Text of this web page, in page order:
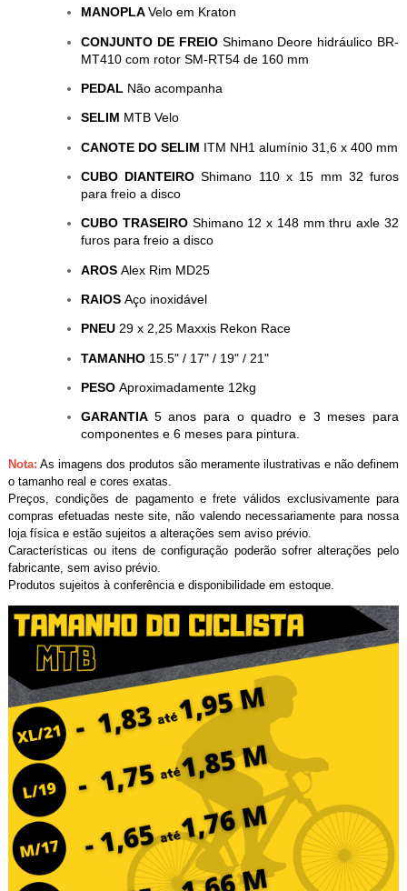
MANOPLAVelo em Kraton
CONJUNTO DE FREIO Shimano Deore hidráulico BR-
MT410 com rotor SM-RT54 de 160 mm
PEDAL Não acompanha
SELIM MTB Velo
CANOTE DO SELIM ITM NH1 alumínio 31,6 x 400 mm
CUBO DIANTEIROShimano 110 x 15 mm 32 furos
para freio a disco
CUBO TRASEIRO Shimano 12 x 148 mm thru axle 32
furos para freio a disco
AROS Alex Rim MD25
RAIOS Aço inoxidável
PNEU 29 x 2,25 Maxxis Rekon Race
TAMANHO 15.5" / 17" / 19" / 21"
PESO Aproximadamente 12kg
GARANTIA 5 anos para o quadro e 3 meses para
componentes e 6 meses para pintura.
Nota: As imagens dos produtos são meramente ilustrativas e não definem
o tamanho real e cores exatas.
Preços, condições de pagamento e frete válidos exclusivamente para
compras efetuadas neste site, não valendo necessariamente para nossa
loja física e estão sujeitos a alterações sem aviso prévio.
Características ou itens de configuração poderão sofrer alterações pelo
fabricante, sem aviso prévio.
Produtos sujeitos à conferência e disponibilidade em estoque.